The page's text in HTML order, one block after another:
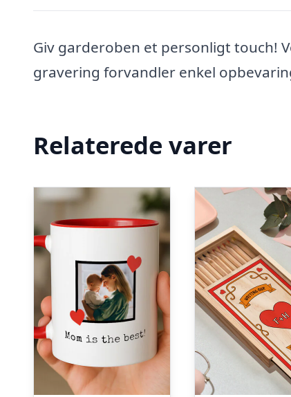
Giv garderoben et personligt touch!
gravering forvandler enkel
Relaterede varer